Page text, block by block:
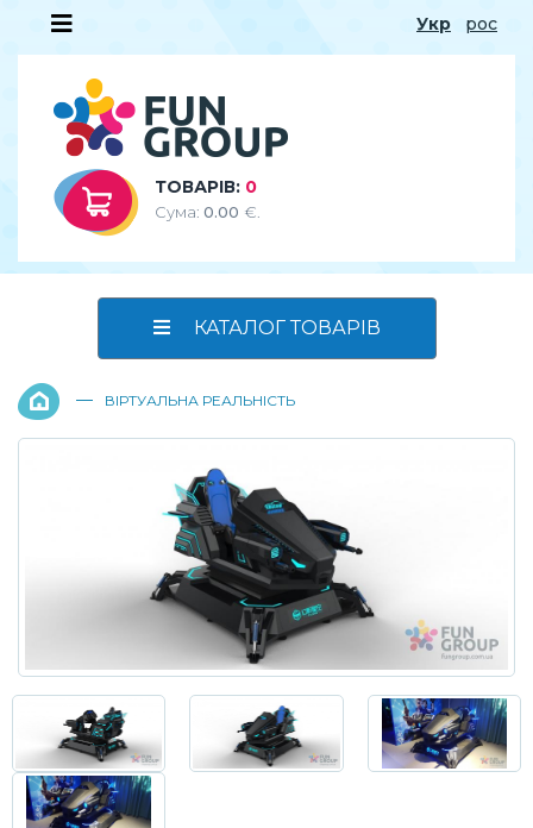
Укр рос
ТОВАРІВ: 0
Сума: 0.00 €.
КАТАЛОГ ТОВАРІВ
— ВІРТУАЛЬНА РЕАЛЬНІСТЬ